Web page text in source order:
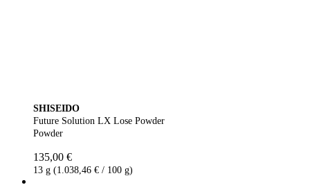
SHISEIDO
Future Solution LX Lose Powder
Powder
135,00 €
13 g (1.038,46 € / 100 g)